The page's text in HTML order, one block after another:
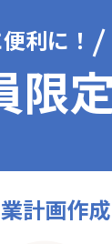
利に！
限
計画作成